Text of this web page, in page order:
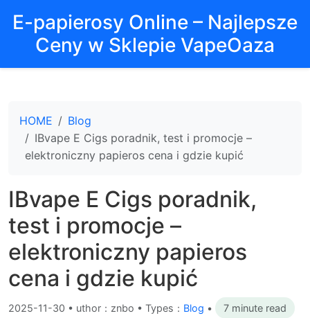
E-papierosy Online – Najlepsze
Ceny w Sklepie VapeOaza
HOME
Blog
IBvape E Cigs poradnik, test i promocje –
elektroniczny papieros cena i gdzie kupić
IBvape E Cigs poradnik,
test i promocje –
elektroniczny papieros
cena i gdzie kupić
2025-11-30 • uthor：znbo • Types： Blog • 7 minute read